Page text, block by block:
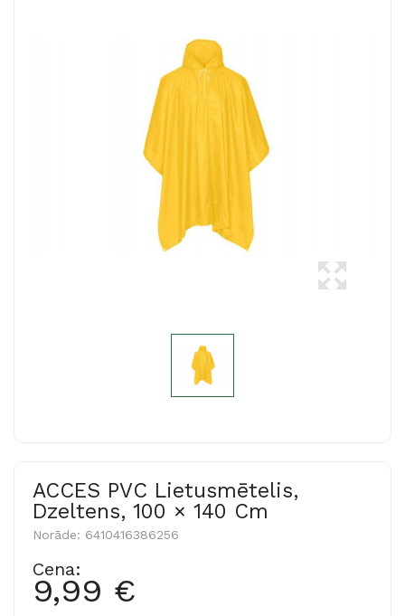
ACCES PVC Lietusmētelis,
Dzeltens, 100 × 140 Cm
Norāde: 6410416386256
Cena:
9,99 €